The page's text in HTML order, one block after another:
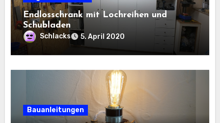
Endlosschrank mit Lochreihen und
Schubladen
Schlacks 5. April 2020
Bauanleitungen